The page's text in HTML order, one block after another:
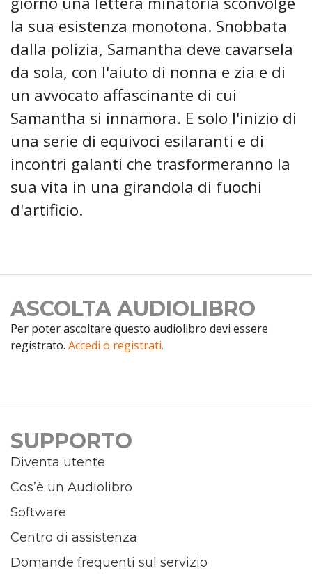
la sua esistenza monotona. Snobbata
dalla polizia, Samantha deve cavarsela
da sola, con l'aiuto di nonna e zia e di
un avvocato affascinante di cui
Samantha si innamora. E solo l'inizio di
una serie di equivoci esilaranti e di
incontri galanti che trasformeranno la
sua vita in una girandola di fuochi
d'artificio.
ASCOLTA AUDIOLIBRO
Per poter ascoltare questo audiolibro devi essere
registrato. Accedi o registrati.
SUPPORTO
Diventa utente
Cos’è un Audiolibro
Software
Centro di assistenza
Domande frequenti sul servizio